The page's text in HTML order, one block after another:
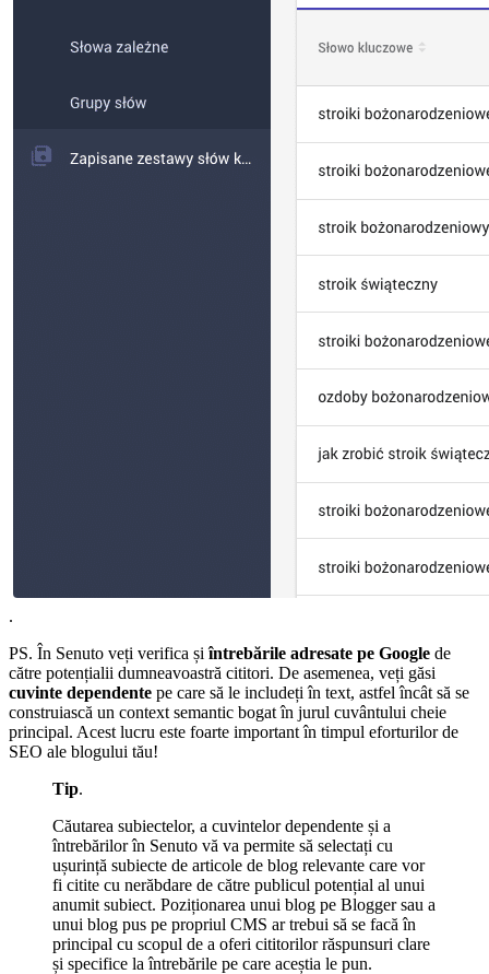
.
PS. În Senuto veți verifica șiîntrebările adresate pe Google de
către potențialii dumneavoastră cititori. De asemenea, veți găsi
cuvinte dependente pe care să le includeți în text, astfel încât să se
construiască un context semantic bogat în jurul cuvântului cheie
principal. Acest lucru este foarte important în timpul eforturilor de
SEO ale blogului tău!
Tip.
Căutarea subiectelor, a cuvintelor dependente și a
întrebărilor în Senuto vă va permite să selectați cu
ușurință subiecte de articole de blog relevante care vor
fi citite cu nerăbdare de către publicul potențial al unui
anumit subiect. Poziționarea unui blog pe Blogger sau a
unui blog pus pe propriul CMS ar trebui să se facă în
principal cu scopul de a oferi cititorilor răspunsuri clare
și specifice la întrebările pe care aceștia le pun.